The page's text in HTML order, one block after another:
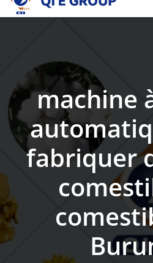
content
machine
fabriquer